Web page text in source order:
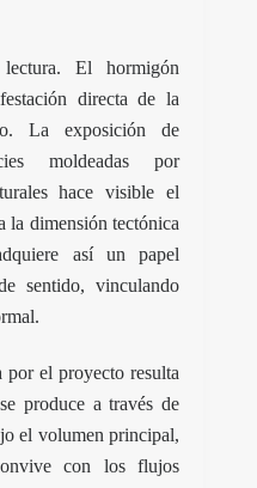
El hormigón
directa de la
La exposición de
moldeadas por
hace visible el
la dimensión tectónica
así un papel
sentido, vinculando
por el proyecto resulta
produce a través de
el volumen principal,
con los flujos